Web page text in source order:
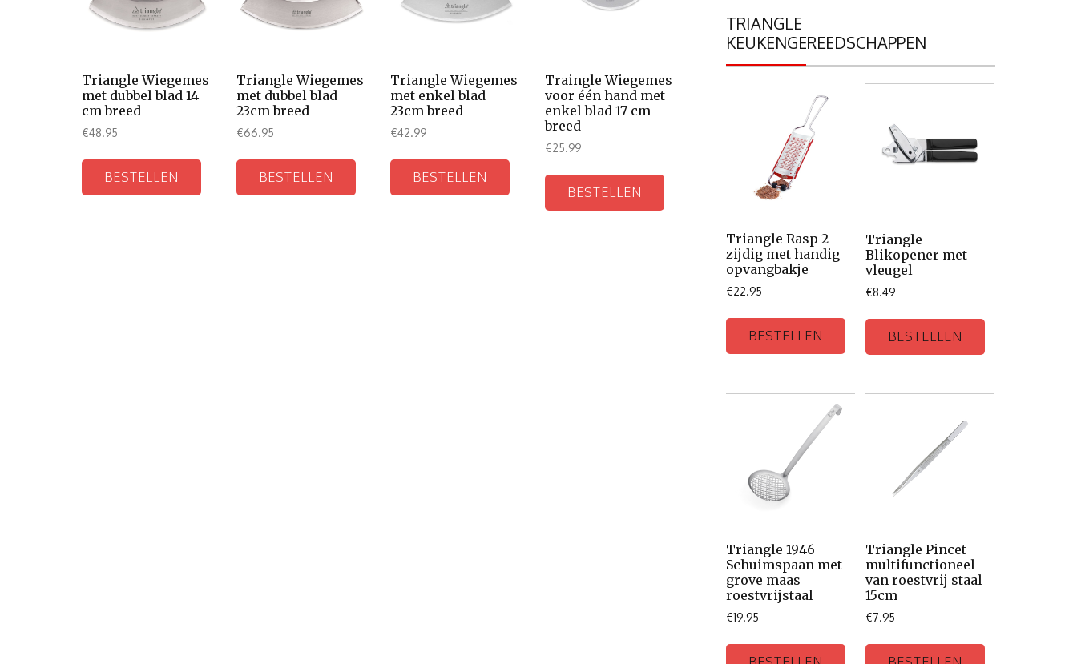
Triangle Wiegemes
met dubbel blad 14
cm breed
€48.95
BESTELLEN
Triangle Wiegemes
met dubbel blad
23cm breed
€66.95
BESTELLEN
Triangle Wiegemes
met enkel blad
23cm breed
€42.99
BESTELLEN
Traingle Wiegemes
voor één hand met
enkel blad 17 cm
breed
€25.99
BESTELLEN
TRIANGLE
KEUKENGEREEDSCHAPPEN
Triangle Rasp 2-
zijdig met handig
opvangbakje
€22.95
BESTELLEN
Triangle
Blikopener met
vleugel
€8.49
BESTELLEN
Triangle 1946
Schuimspaan met
grove maas
roestvrijstaal
€19.95
Triangle Pincet
multifunctioneel
van roestvrij staal
15cm
€7.95